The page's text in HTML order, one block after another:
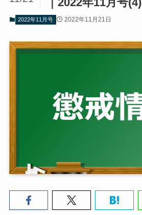
2022年11月号 2022年11月21日